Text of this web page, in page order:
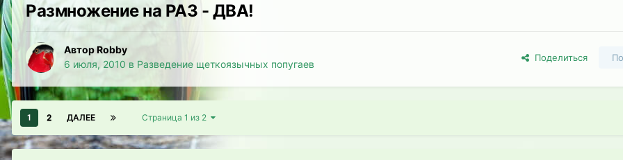
Размножение на РАЗ - ДВА!
Автор Robby
6 июля, 2010 в Разведение щеткоязычных попугаев
Поделиться
1 2 ДАЛЕЕ Страница 1 из 2